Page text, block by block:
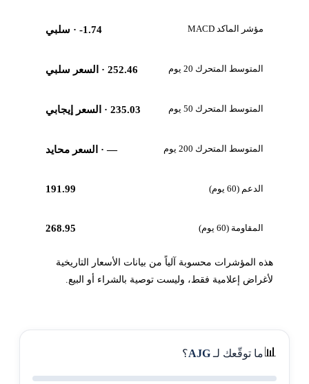
مؤشر الماكد MACD -1.74· سلبي
المتوسط المتحرك 20 يوم 252.46· السعر سلبي
المتوسط المتحرك 50 يوم 235.03· السعر إيجابي
المتوسط المتحرك 200 يوم —· السعر محايد
الدعم (60 يوم) 191.99
المقاومة (60 يوم) 268.95
هذه المؤشرات محسوبة آلياً من بيانات الأسعار التاريخية
لأغراض إعلامية فقط، وليست توصية بالشراء أو البيع.
📊ما توقّعك لـAJG؟